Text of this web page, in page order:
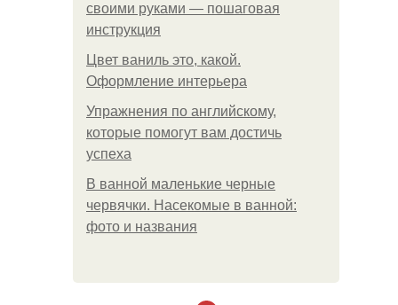
своими руками — пошаговая
инструкция
Цвет ваниль это, какой.
Оформление интерьера
Упражнения по английскому,
которые помогут вам достичь
успеха
В ванной маленькие черные
червячки. Насекомые в ванной:
фото и названия